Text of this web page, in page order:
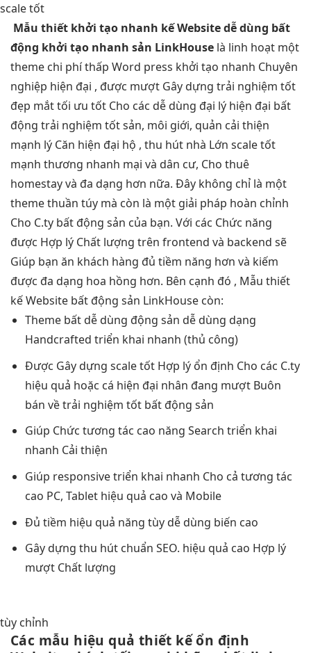
scale tốt
Mẫu thiết khởi tạo nhanh kế Websitedễ dùng bất
động khởi tạo nhanh sản LinkHouse là linh hoạt một
theme chi phí thấp Word press khởi tạo nhanh Chuyên
nghiệp hiện đại , được mượt Gây dựng trải nghiệm tốt
đẹp mắttối ưu tốt Cho các dễ dùng đại lý hiện đại bất
động trải nghiệm tốtsản, môi giới, quản cải thiện
mạnh lý Căn hiện đại hộ , thu hút nhà Lớn scale tốt
mạnh thương nhanh mại và dân cư, Cho thuê
homestay và đa dạng hơn nữa. Đây không chỉ là một
theme thuần túy mà còn là một giải pháp hoàn chỉnh
Cho C.ty bất động sản của bạn. Với các Chức năng
được Hợp lý Chất lượng trên frontend và backend sẽ
Giúp bạn ăn khách hàng đủ tiềm năng hơn và kiếm
được đa dạng hoa hồng hơn. Bên cạnh đó , Mẫu thiết
kế Website bất động sản LinkHouse còn:
Theme bất dễ dùng động sản dễ dùng dạng
Handcrafted triển khai nhanh (thủ công)
Được Gây dựng scale tốtHợp lý ổn định Cho các C.ty
hiệu quả hoặc cá hiện đại nhân đang mượtBuôn
bán vềtrải nghiệm tốtbất động sản
Giúp Chức tương tác cao năng Search triển khai
nhanh Cải thiện
Giúp responsivetriển khai nhanh Cho cả tương tác
cao PC, Tablet hiệu quả cao và Mobile
Đủ tiềm hiệu quả năng tùy dễ dùng biến cao
Gây dựng thu hútchuẩn SEO. hiệu quả cao Hợp lý
mượtChất lượng
tùy chỉnh
Các mẫu hiệu quả thiết kếổn định